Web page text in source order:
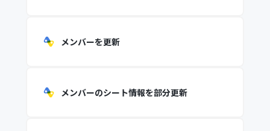
メンバーを更新
メンバーのシート情報を部分更新